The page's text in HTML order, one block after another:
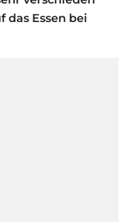
das Essen bei